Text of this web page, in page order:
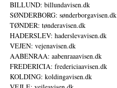
BILLUND: billundavisen.dk
SØNDERBORG: sønderborgavisen.dk
TØNDER: tønderavisen.dk
HADERSLEV: haderslevavisen.dk
VEJEN: vejenavisen.dk
AABENRAA: aabenraaavisen.dk
FREDERICIA: fredericiaavisen.dk
KOLDING: koldingavisen.dk